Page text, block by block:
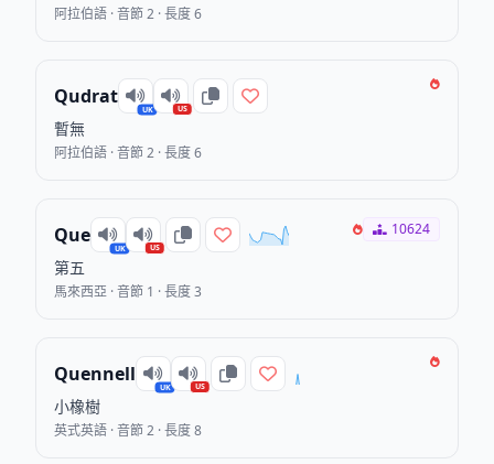
阿拉伯語 · 音節 2 · 長度 6
Qudrat
UK US
暫無
阿拉伯語 · 音節 2 · 長度 6
Que
UK US
第五
馬來西亞 · 音節 1 · 長度 3
10624
Quennell
UK US
小橡樹
英式英語 · 音節 2 · 長度 8